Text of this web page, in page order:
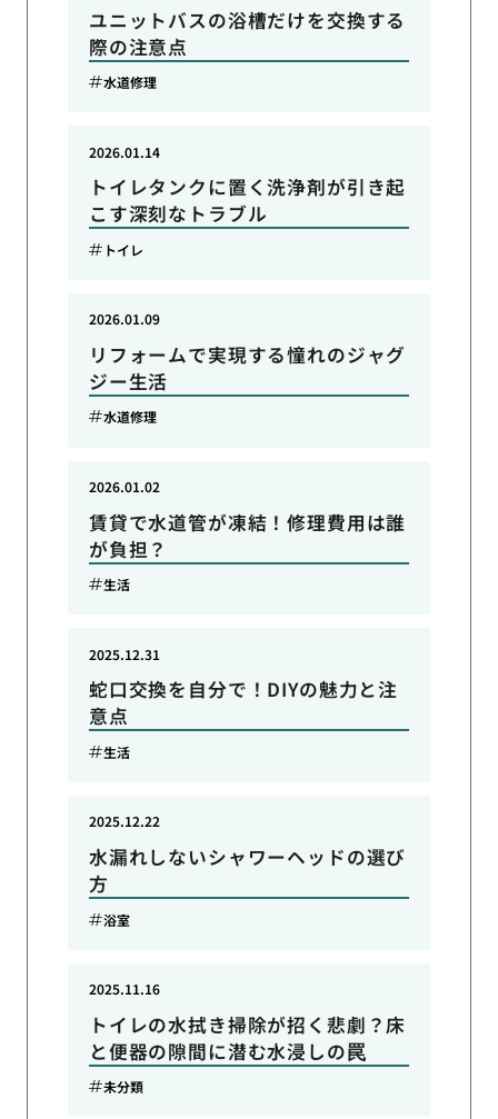
ユニットバスの浴槽だけを交換する
際の注意点
水道修理
トイレタンクに置く洗浄剤が引き起
こす深刻なトラブル
2026.01.14
トイレ
リフォームで実現する憧れのジャグ
ジー生活
2026.01.09
水道修理
賃貸で水道管が凍結！修理費用は誰
が負担？
2026.01.02
生活
蛇口交換を自分で！DIYの魅力と注
意点
2025.12.31
生活
水漏れしないシャワーヘッドの選び
方
2025.12.22
浴室
トイレの水拭き掃除が招く悲劇？床
と便器の隙間に潜む水浸しの罠
2025.11.16
未分類